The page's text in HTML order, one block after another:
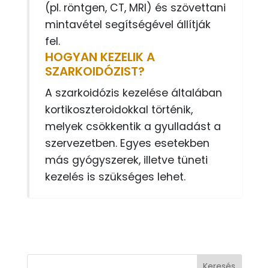
(pl. röntgen, CT, MRI) és szövettani
mintavétel segítségével állítják
fel.
HOGYAN KEZELIK A
SZARKOIDÓZIST?
A szarkoidózis kezelése általában
kortikoszteroidokkal történik,
melyek csökkentik a gyulladást a
szervezetben. Egyes esetekben
más gyógyszerek, illetve tüneti
kezelés is szükséges lehet.